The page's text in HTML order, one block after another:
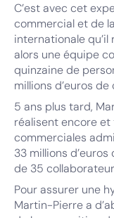
C’est avec cet
commercial et de
internationale qu’il
alors une équipe
quinzaine de
millions d’euros
5 ans plus tard,
réalisent encore
commerciales
33 millions
de 35
Pour assurer une
Martin-Pierre a